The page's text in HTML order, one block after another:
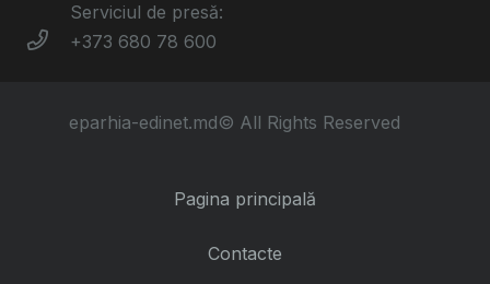
Serviciul de presă:
+373 680 78 600
eparhia-edinet.md© All Rights Reserved
Pagina principală
Contacte